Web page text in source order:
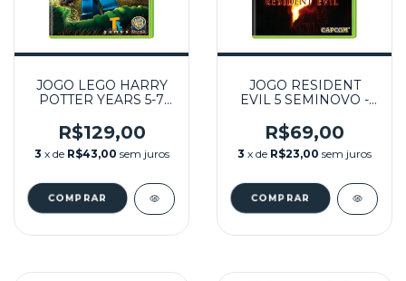
JOGO LEGO HARRY
POTTER YEARS 5-7
360
R$129,00
3 x de R$43,00 sem juros
JOGO RESIDENT
EVIL 5 SEMINOVO -
R$69,00
3 x de R$23,00 sem juros